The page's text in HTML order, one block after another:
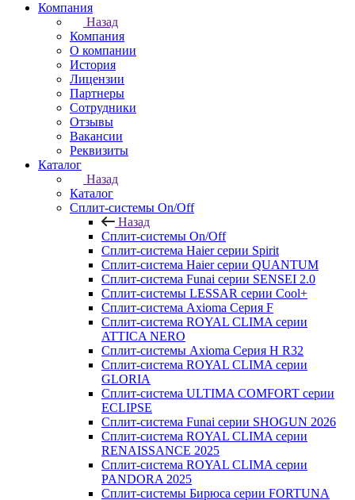
Компания
Назад
Компания
О компании
История
Лицензии
Партнеры
Сотрудники
Отзывы
Вакансии
Реквизиты
Каталог
Назад
Каталог
Сплит-системы On/Off
Назад
Сплит-системы On/Off
Сплит-система Haier серии Spirit
Сплит-система Haier серии QUANTUM
Сплит-система Funai серии SENSEI 2.0
Сплит-системы LESSAR серии Cool+
Сплит-система Axioma Серия F
Сплит-система ROYAL CLIMA серии
ATTICA NERO
Сплит-системы Axioma Серия H R32
Сплит-система ROYAL CLIMA серии
GLORIA
Сплит-система ULTIMA COMFORT серии
ECLIPSE
Сплит-система Funai серии SHOGUN 2026
Сплит-система ROYAL CLIMA серии
RENAISSANCE 2025
Сплит-система ROYAL CLIMA серии
PANDORA 2025
Сплит-системы Бирюса серии FORTUNA